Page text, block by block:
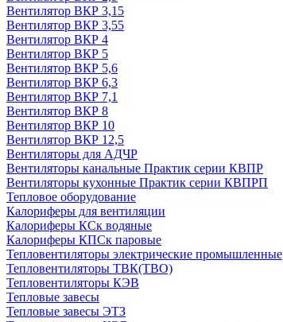
Вентилятор ВКР 3,15
Вентилятор ВКР 3,55
Вентилятор ВКР 4
Вентилятор ВКР 5
Вентилятор ВКР 5,6
Вентилятор ВКР 6,3
Вентилятор ВКР 7,1
Вентилятор ВКР 8
Вентилятор ВКР 10
Вентилятор ВКР 12,5
Вентиляторы для АДЧР
Вентиляторы канальные Практик серии КВПР
Вентиляторы кухонные Практик серии КВПРП
Тепловое оборудование
Калориферы для вентиляции
Калориферы КСк водяные
Калориферы КПСк паровые
Тепловентиляторы электрические промышленные
Тепловентиляторы ТВК(ТВО)
Тепловентиляторы КЭВ
Тепловые завесы
Тепловые завесы ЭТЗ